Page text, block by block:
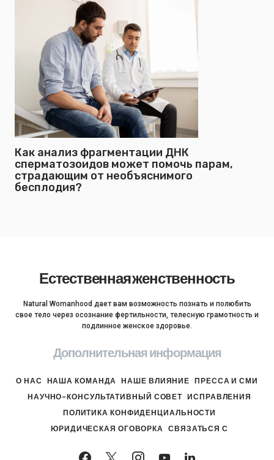
Как анализ фрагментации ДНК
сперматозоидов может помочь парам,
страдающим от необъяснимого
бесплодия?
Естественная женственность
Natural Womanhood дает вам возможность познать и полюбить
свое тело через осознание фертильности, телесную грамотность и
подлинное женское здоровье.
Дополнительная информация
О НАС НАША КОМАНДА НАШЕ ВЛИЯНИЕ
ПРЕССА И СМИ
НАУЧНО-КОНСУЛЬТАТИВНЫЙ СОВЕТ ИСПРАВЛЕНИЯ
ПОЛИТИКА КОНФИДЕНЦИАЛЬНОСТИ
ЮРИДИЧЕСКАЯ ОГОВОРКА
СВЯЗАТЬСЯ С